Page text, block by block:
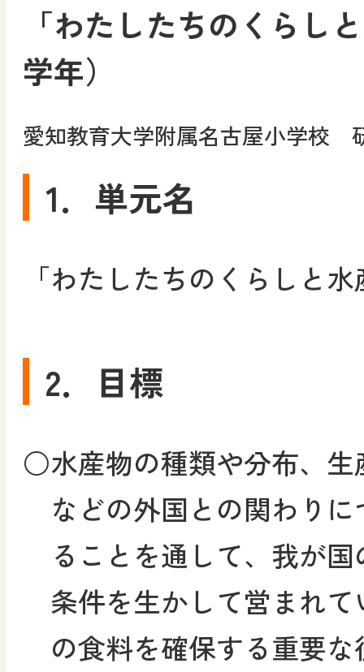
「わたしたちのくらし
学年）
愛知教育大学附属名古屋小学校
1．単元名
「わたしたちのくらしと
2．目標
○水産物の種類や分布、
などの外国との関わり
ることを通して、我が
条件を生かして営まれ
の食料を確保する重要